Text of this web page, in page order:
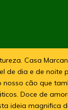
Casa
de dia e de noite
cão que
Doce de
ideia magnifica